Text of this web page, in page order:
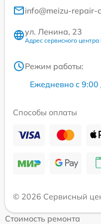
info@meizu-repair-
ул. Ленина, 23
Адрес сервисного центра
Режим работы:
Ежедневно с 9:00
Способы оплаты
© 2026 Сервисный
Стоимость ремонта